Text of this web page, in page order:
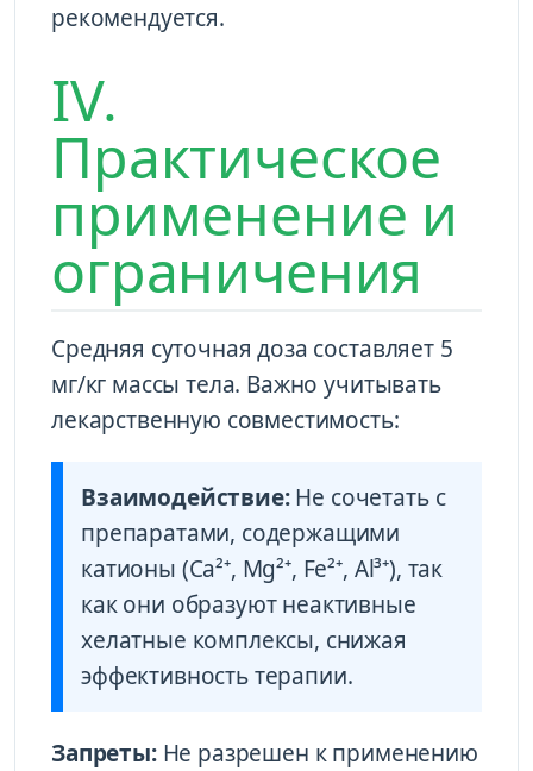
рекомендуется.
IV.
Практическое
применение и
ограничения
Средняя суточная доза составляет 5
мг/кг массы тела. Важно учитывать
лекарственную совместимость:
Взаимодействие:Не сочетать с
препаратами, содержащими
катионы (Ca²⁺, Mg²⁺, Fe²⁺, Al³⁺), так
как они образуют неактивные
хелатные комплексы, снижая
эффективность терапии.
Запреты:Не разрешен к применению